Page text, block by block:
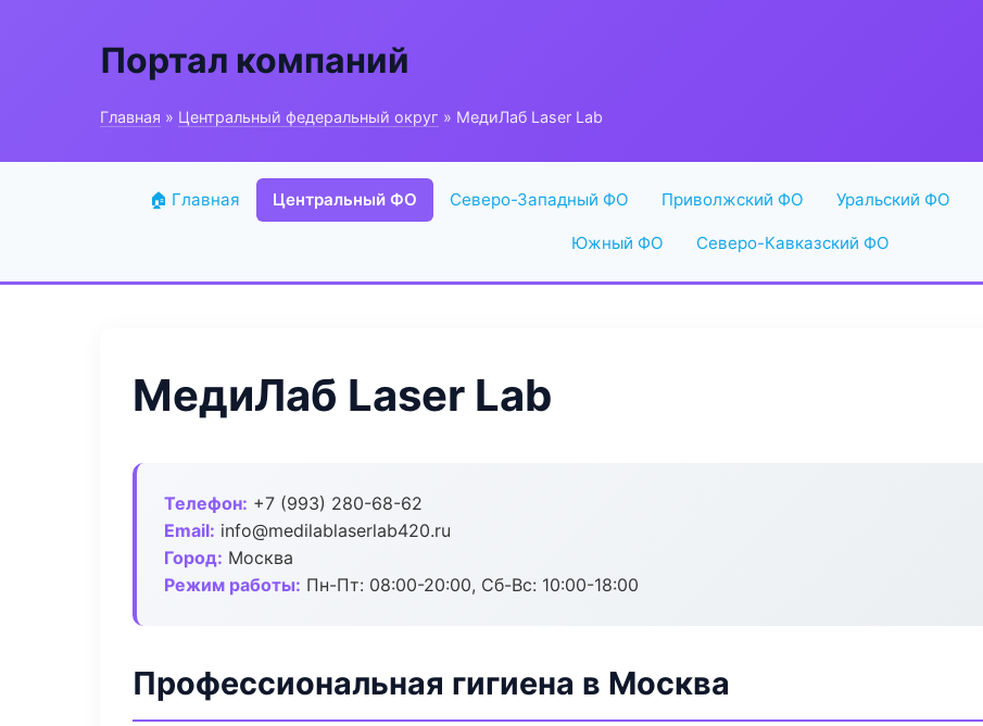
Портал компаний
Главная » Центральный федеральный округ » МедиЛаб Laser Lab
🏠 Главная Центральный ФО Северо-Западный ФО Приволжский ФО Уральский ФО
Южный ФО Северо-Кавказский ФО
МедиЛаб Laser Lab
Телефон: +7 (993) 280-68-62
Email: info@medilablaserlab420.ru
Город: Москва
Режим работы: Пн-Пт: 08:00-20:00, Сб-Вс: 10:00-18:00
Профессиональная гигиена в Москва